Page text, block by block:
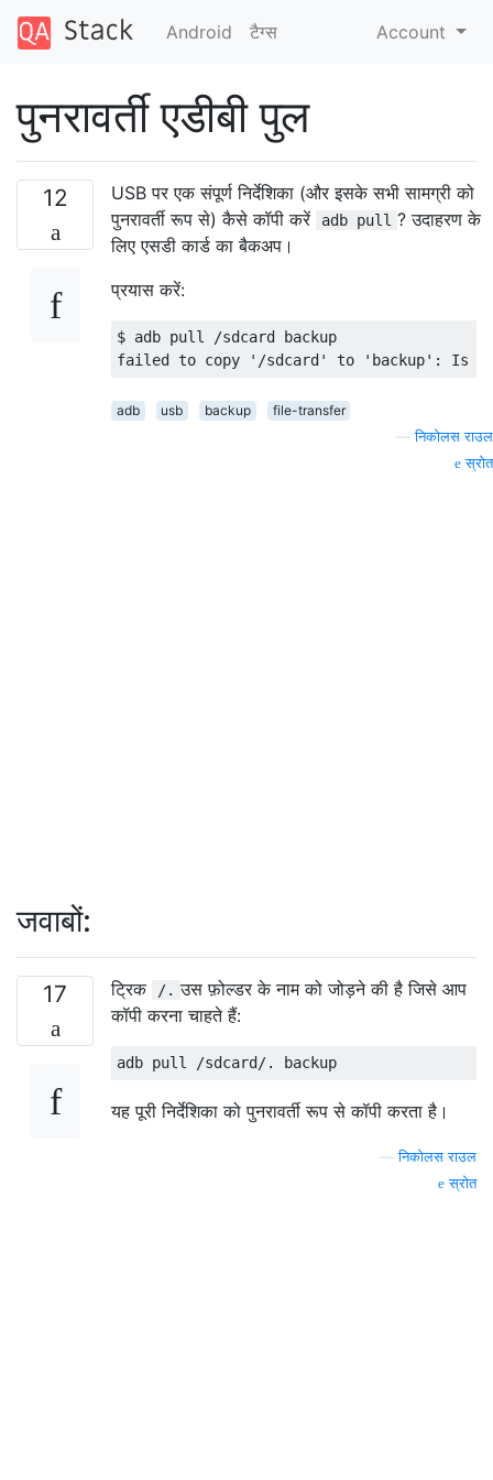
Android टैग्‍स Account
पुनरावर्ती एडीबी पुल
12
USB पर एक संपूर्ण निर्देशिका (और इसके सभी सामग्री को
पुनरावर्ती रूप से) कैसे कॉपी करें
adb pull ? उदाहरण के
लिए एसडी कार्ड का बैकअप।
प्रयास करें:
$ adb pull /sdcard backup
adb usb backup
file-transfer
—निकोलस राउल
स्रोत
जवाबों:
17 ट्रिक /. उस फ़ोल्डर के नाम को जोड़ने की है जिसे आप
कॉपी करना चाहते हैं:
यह पूरी निर्देशिका को पुनरावर्ती रूप से कॉपी करता है।
—निकोलस राउल
स्रोत